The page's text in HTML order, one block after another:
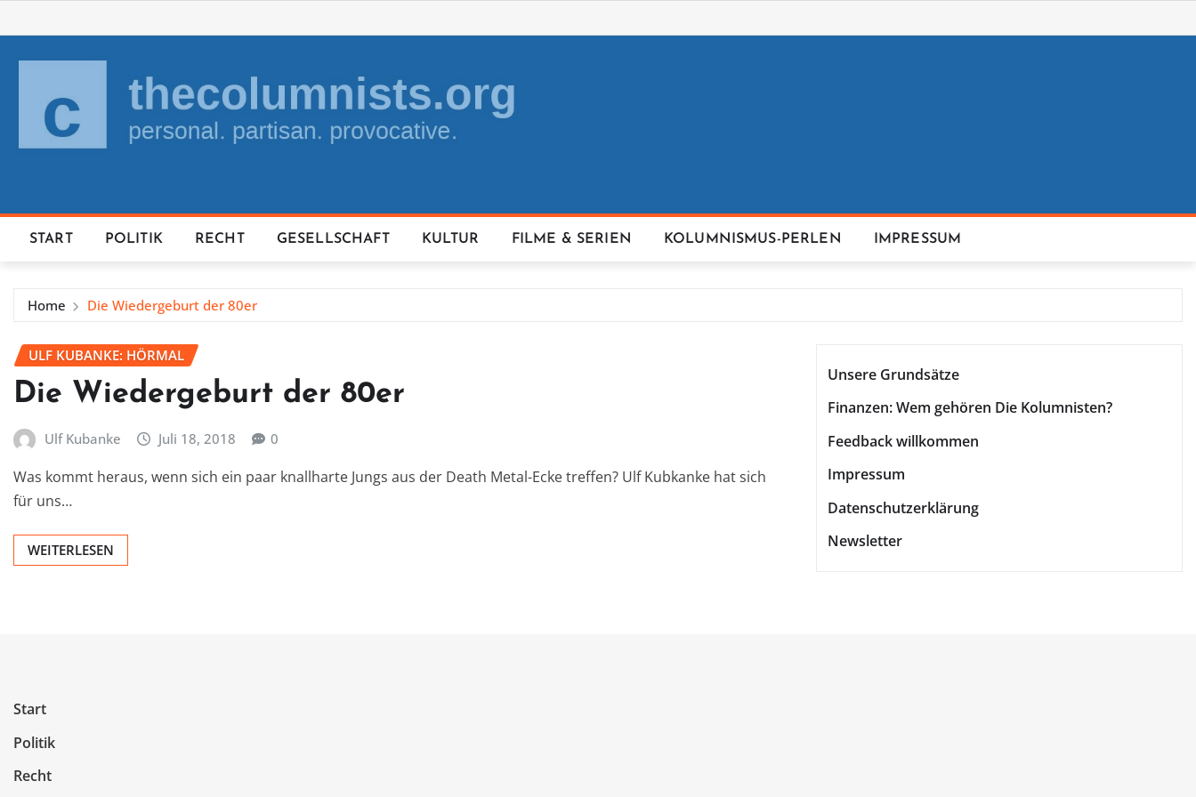
to
content
START POLITIK RECHT GESELLSCHAFT KULTUR FILME & SERIEN KOLUMNISMUS-PERLEN IMPRESSUM
Home Die Wiedergeburt der 80er
ULF KUBANKE: HÖRMAL
Die Wiedergeburt der 80er
Ulf Kubanke Juli 18, 2018 0
Was kommt heraus, wenn sich ein paar knallharte Jungs aus der Death Metal-Ecke treffen? Ulf Kubkanke hat sich
für uns…
WEITERLESEN
Unsere Grundsätze
Finanzen: Wem gehören Die Kolumnisten?
Feedback willkommen
Impressum
Datenschutzerklärung
Newsletter
Start
Politik
Recht